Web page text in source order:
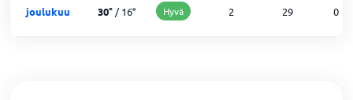
joulukuu 30° /16° Hyvä 2 29 0